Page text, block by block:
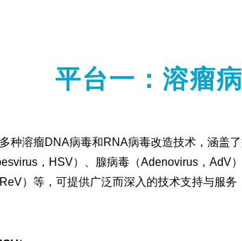
平台一：溶瘤
种溶瘤DNA病毒和RNA病毒改造技术，涵盖
，HSV）、腺病毒（Adenovirus，AdV
）等，可提供广泛而深入的技术支持与服